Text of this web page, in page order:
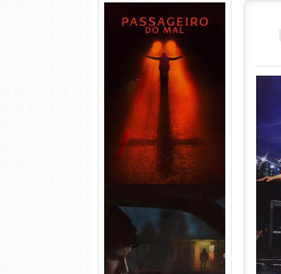
Passageiro do Mal Torrent
(2026) WEB-DL 1080p Dual
Áudio
Obsessão Torrent (2026)